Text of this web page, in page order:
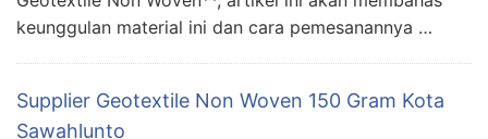
keunggulan material ini dan cara pemesanannya …
Supplier Geotextile Non Woven 150 Gram Kota
Sawahlunto